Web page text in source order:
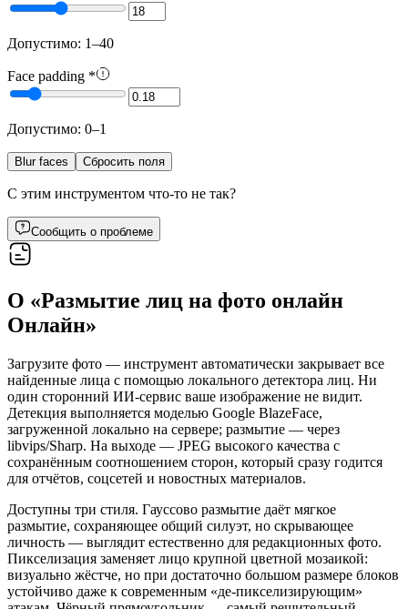
Допустимо: 1–40
Face padding *
Допустимо: 0–1
Blur faces Сбросить поля
С этим инструментом что-то не так?
Сообщить о проблеме
О «Размытие лиц на фото онлайн
Онлайн»
Загрузите фото — инструмент автоматически закрывает все
найденные лица с помощью локального детектора лиц. Ни
один сторонний ИИ-сервис ваше изображение не видит.
Детекция выполняется моделью Google BlazeFace,
загруженной локально на сервере; размытие — через
libvips/Sharp. На выходе — JPEG высокого качества с
сохранённым соотношением сторон, который сразу годится
для отчётов, соцсетей и новостных материалов.
Доступны три стиля. Гауссово размытие даёт мягкое
размытие, сохраняющее общий силуэт, но скрывающее
личность — выглядит естественно для редакционных фото.
Пикселизация заменяет лицо крупной цветной мозаикой:
визуально жёстче, но при достаточно большом размере блоков
устойчиво даже к современным «де-пикселизирующим»